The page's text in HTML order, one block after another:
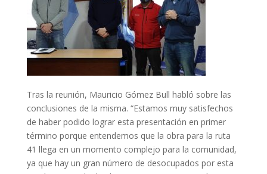
Tras la reunión, Mauricio Gómez Bull habló sobre las
conclusiones de la misma. “Estamos muy satisfechos
de haber podido lograr esta presentación en primer
término porque entendemos que la obra para la ruta
41 llega en un momento complejo para la comunidad,
ya que hay un gran número de desocupados por esta